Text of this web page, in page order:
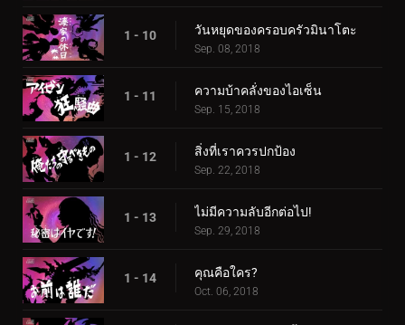
1 - 10 วันหยุดของครอบครัวมินาโตะ
Sep. 08, 2018
1 - 11 ความบ้าคลั่งของไอเซ็น
Sep. 15, 2018
1 - 12 สิ่งที่เราควรปกป้อง
Sep. 22, 2018
1 - 13 ไม่มีความลับอีกต่อไป!
Sep. 29, 2018
1 - 14 คุณคือใคร?
Oct. 06, 2018